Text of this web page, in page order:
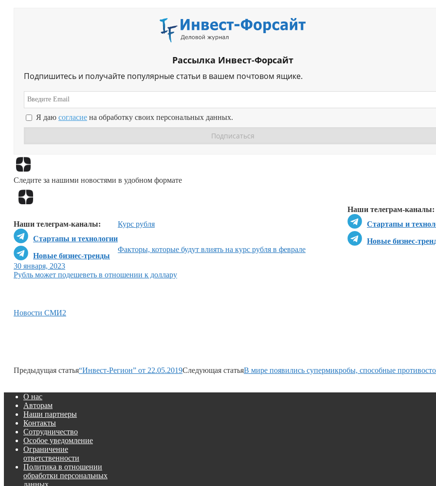
Рассылка Инвест-Форсайт
Подпишитесь и получайте популярные статьи в вашем почтовом ящике.
Я даю согласие на обработку своих персональных данных.
Следите за нашими новостями в удобном формате
Наши телеграм-каналы:
Стартапы и
Новые бизнес-
Наши телеграм-каналы:
Стартапы и технологии
Новые бизнес-тренды
Курс рубля
Факторы, которые будут влиять на курс рубля в феврале
30 января, 2023
Рубль может подешеветь в отношении к доллару
Новости СМИ2
Предыдущая статья“Инвест-Регион” от 22.05.2019Следующая статьяВ мире появились супермикробы, способные
О нас
Авторам
Наши партнеры
Контакты
Сотрудничество
Особое уведомление
Ограничение
ответственности
Политика в отношении
обработки персональных